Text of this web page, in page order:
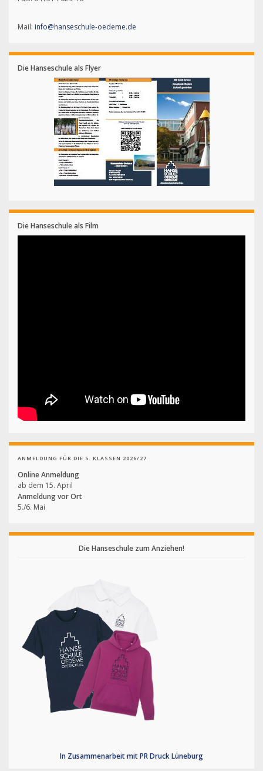
Mail: info@hanseschule-oedeme.de
Die Hanseschule als Flyer
Die Hanseschule als Film
ANMELDUNG FÜR DIE 5. KLASSEN 2026/27
Online Anmeldung
ab dem 15. April
Anmeldung vor Ort
5./6. Mai
Die Hanseschule zum Anziehen!
In Zusammenarbeit mit PR Druck Lüneburg